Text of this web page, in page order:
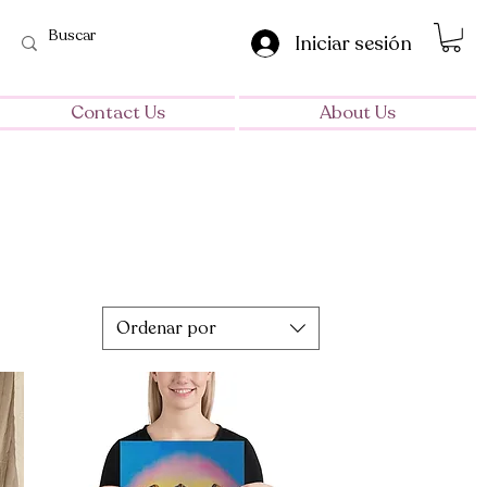
Iniciar sesión
Contact Us About Us
Ordenar por